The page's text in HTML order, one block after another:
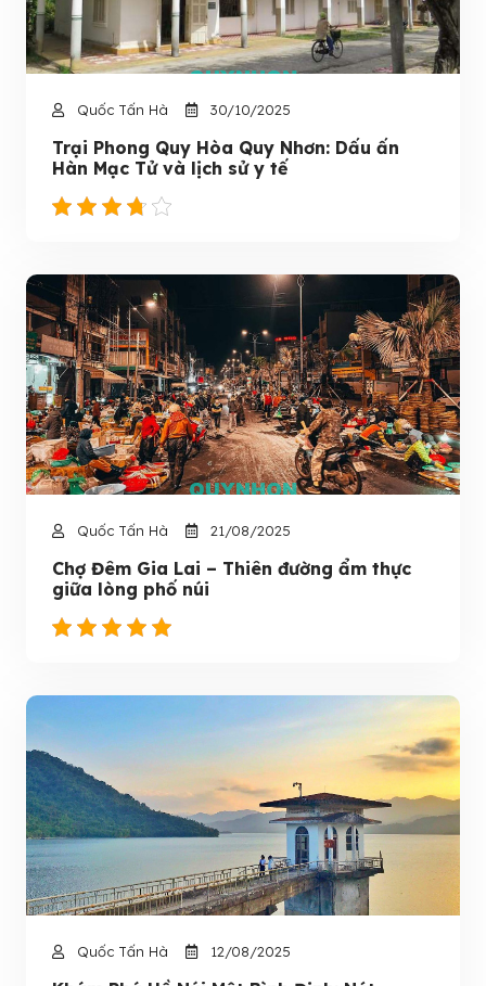
Quốc Tấn Hà 30/10/2025
Trại Phong Quy Hòa Quy Nhơn: Dấu ấn
Hàn Mạc Tử và lịch sử y tế
Quốc Tấn Hà 21/08/2025
Chợ Đêm Gia Lai – Thiên đường ẩm thực
giữa lòng phố núi
Quốc Tấn Hà 12/08/2025